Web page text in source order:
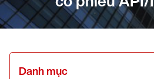
Danh mục